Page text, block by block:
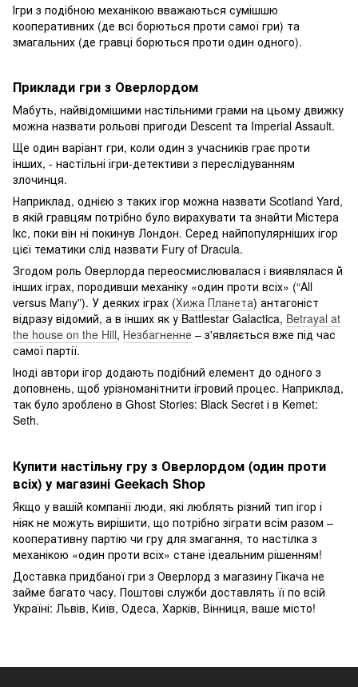
Ігри з подібною механікою вважаються сумішшю
кооперативних (де всі борються проти самої гри) та
змагальних (де гравці борються проти один одного).
Приклади гри з Оверлордом
Мабуть, найвідомішими настільними грами на цьому движку
можна назвати рольові пригоди Descent та Imperial Assault.
Ще один варіант гри, коли один з учасників грає проти
інших, - настільні ігри-детективи з переслідуванням
злочинця.
Наприклад, однією з таких ігор можна назвати Scotland Yard,
в якій гравцям потрібно було вирахувати та знайти Містера
Ікс, поки він ні покинув Лондон. Серед найпопулярніших ігор
цієї тематики слід назвати Fury of Dracula.
Згодом роль Оверлорда переосмислювалася і виявлялася й
інших іграх, породивши механіку «один проти всіх» (“All
versus Many”). У деяких іграх (Хижа Планета) антагоніст
відразу відомий, а в інших як у Battlestar Galactica, Betrayal at
the house on the Hill, Незбагненне – з'являється вже під час
самої партії.
Іноді автори ігор додають подібний елемент до одного з
доповнень, щоб урізноманітнити ігровий процес. Наприклад,
так було зроблено в Ghost Stories: Black Secret і в Kemet:
Seth.
Купити настільну гру з Оверлордом (один проти
всіх) у магазині Geekach Shop
Якщо у вашій компанії люди, які люблять різний тип ігор і
ніяк не можуть вирішити, що потрібно зіграти всім разом –
кооперативну партію чи гру для змагання, то настілка з
механікою «один проти всіх» стане ідеальним рішенням!
Доставка придбаної гри з Оверлорд з магазину Гікача не
займе багато часу. Поштові служби доставлять її по всій
Україні: Львів, Київ, Одеса, Харків, Вінниця, ваше місто!